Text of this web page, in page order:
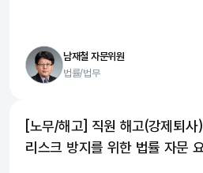
남재철 자문위원
법률/법무
[노무/해고] 직원 해고(강제퇴
리스크 방지를 위한 법률 자문